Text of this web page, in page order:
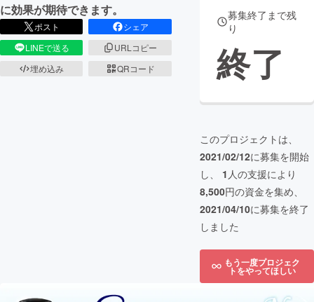
に効果が期待できます。
ポスト
シェア
LINEで送る
URLコピー
埋め込み
QRコード
募集終了まで残
り
終了
このプロジェクトは、
2021/02/12に募集を開始
し、 1 人の支援により
8,500円の資金を集め、
2021/04/10に募集を終了
しました
もう一度プロジェク
トをやってほしい